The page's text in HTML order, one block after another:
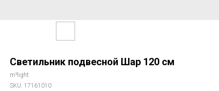
Светильник подвесной Шар 120 см
m³light
SKU: 17161010